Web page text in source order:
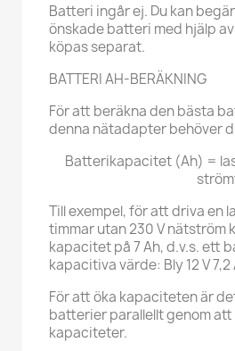
Batteri ingår ej. Du kan
önskade batteri med hjälp
köpas separat.
BATTERI AH-BERÄKNING
För att beräkna den bästa
denna nätadapter behöver
Batterikapacitet (Ah) =
Till exempel, för att driva en
timmar utan 230 V nätström
kapacitet på 7 Ah, d.v.s. ett
kapacitiva värde: Bly 12 V 7,2
För att öka kapaciteten är
batterier parallellt genom
kapaciteter.